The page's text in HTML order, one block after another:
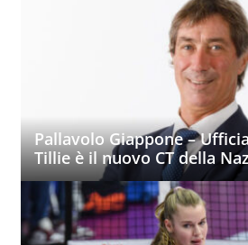
Pallavolo Giappone –
Tillie è il nuovo CT della